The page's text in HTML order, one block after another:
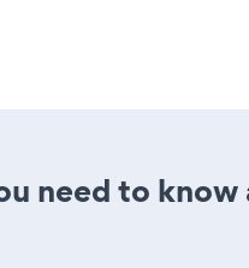
need to know